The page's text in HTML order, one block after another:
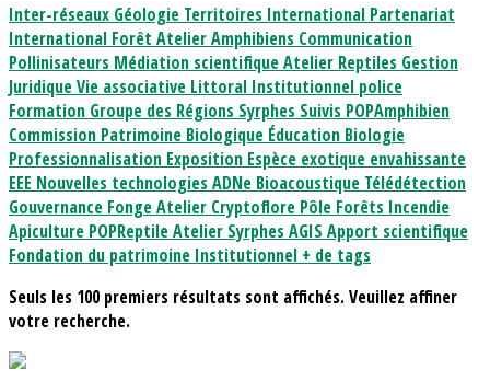
Inter-réseaux Géologie Territoires International Partenariat
International Forêt Atelier Amphibiens Communication
Pollinisateurs Médiation scientifiqueAtelier Reptiles Gestion
JuridiqueVie associative Littoral Institutionnel police
Formation Groupe des Régions Syrphes Suivis POPAmphibien
Commission Patrimoine Biologique Éducation Biologie
Professionnalisation Exposition Espèce exotique envahissante
EEE Nouvelles technologies ADNe Bioacoustique Télédétection
Gouvernance FongeAtelier Cryptoflore Pôle Forêts Incendie
Apiculture POPReptileAtelier Syrphes AGIS Apport scientifique
Fondation du patrimoine Institutionnel + de tags
Seuls les 100 premiers résultats sont affichés. Veuillez affiner
votre recherche.